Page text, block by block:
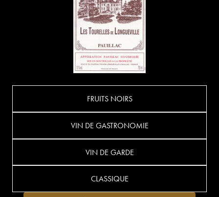
FRUITS NOIRS
VIN DE GASTRONOMIE
VIN DE GARDE
CLASSIQUE